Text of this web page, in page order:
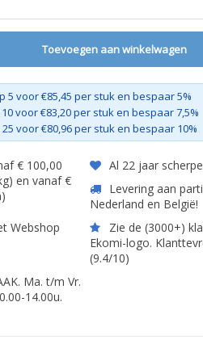
Toevoegen aan winkelwagen
5 voor €85,45 per stuk en bespaar 5%
voor €83,20 per stuk en bespaar 7,5%
voor €80,96 per stuk en bespaar 10%
€ 100,00
en vanaf €
Al 22 jaar
Levering aan
Nederland en België!
Webshop
Zie de (3000+)
Ekomi-logo.
(9.4/10)
Ma. t/m Vr.
14.00u.